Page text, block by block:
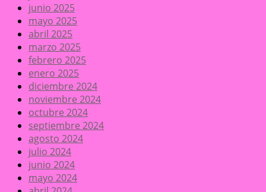
junio 2025
mayo 2025
abril 2025
marzo 2025
febrero 2025
enero 2025
diciembre 2024
noviembre 2024
octubre 2024
septiembre 2024
agosto 2024
julio 2024
junio 2024
mayo 2024